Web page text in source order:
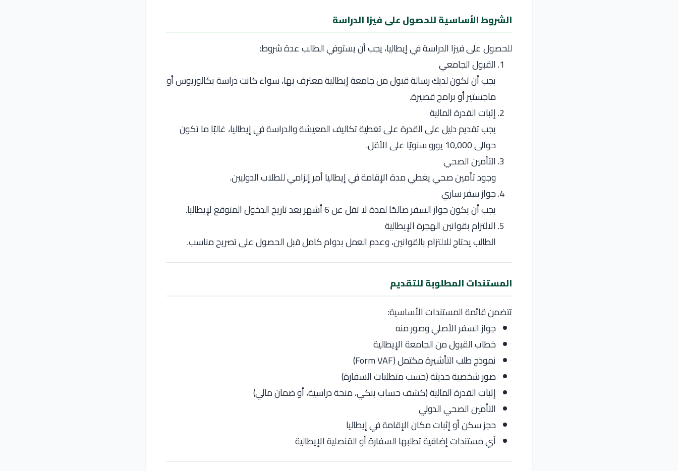
الشروط الأساسية للحصول على فيزا الدراسة
للحصول على فيزا الدراسة في إيطاليا، يجب أن يستوفي الطالب عدة شروط:
القبول الجامعي
يجب أن تكون لديك رسالة قبول من جامعة إيطالية معترف بها، سواء كانت دراسة بكالوريوس أو
ماجستير أو برامج قصيرة.
إثبات القدرة المالية
يجب تقديم دليل على القدرة على تغطية تكاليف المعيشة والدراسة في إيطاليا، غالبًا ما تكون
حوالى 10,000 يورو سنويًا على الأقل.
التأمين الصحي
وجود تأمين صحي يغطي مدة الإقامة في إيطاليا أمر إلزامي للطلاب الدوليين.
جواز سفر ساري
يجب أن يكون جواز السفر صالحًا لمدة لا تقل عن 6 أشهر بعد تاريخ الدخول المتوقع لإيطاليا.
الالتزام بقوانين الهجرة الإيطالية
الطالب يحتاج للالتزام بالقوانين، وعدم العمل بدوام كامل قبل الحصول على تصريح مناسب.
المستندات المطلوبة للتقديم
تتضمن قائمة المستندات الأساسية:
جواز السفر الأصلي وصور منه
خطاب القبول من الجامعة الإيطالية
نموذج طلب التأشيرة مكتمل (Form VAF)
صور شخصية حديثة (حسب متطلبات السفارة)
إثبات القدرة المالية (كشف حساب بنكي، منحة دراسية، أو ضمان مالي)
التأمين الصحي الدولي
حجز سكن أو إثبات مكان الإقامة في إيطاليا
أي مستندات إضافية تطلبها السفارة أو القنصلية الإيطالية